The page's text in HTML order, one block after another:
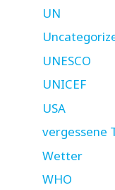
UN
UNESCO
UNICEF
USA
vergessene
Wetter
WHO